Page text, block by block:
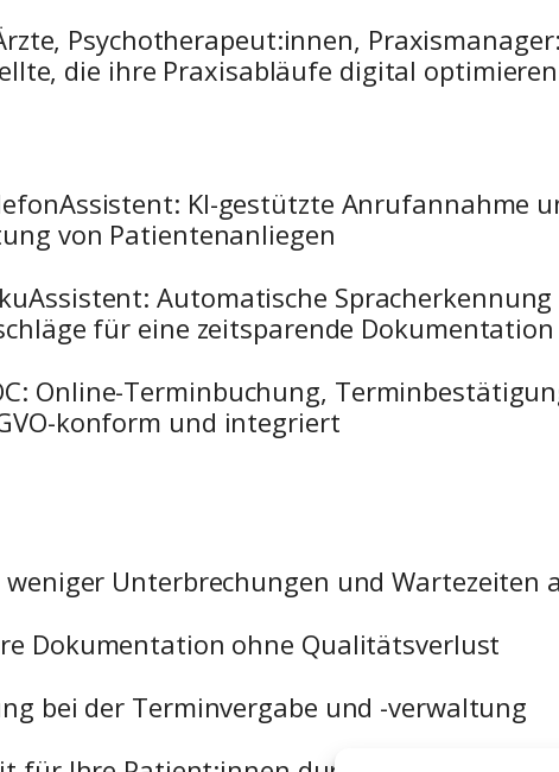
Psychotherapeut:innen,
die ihre Praxisabläufe digital
KI-gestützte Anrufannahme
von Patientenanliegen
Automatische
für eine zeitsparende Dokumentation
Online-Terminbuchung,
konform und integriert
weniger Unterbrechungen und Wartezeiten
Dokumentation ohne Qualitätsverlust
bei der Terminvergabe und -verwaltung